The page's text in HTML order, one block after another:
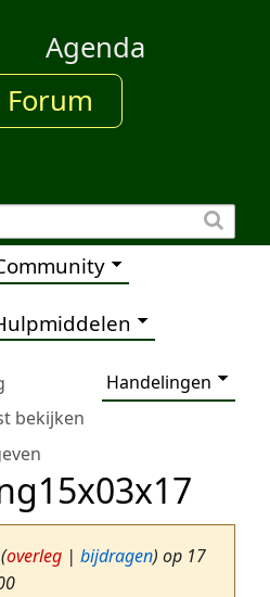
Agenda
Forum
Handelingen
bekijken
(overleg | bijdragen) op 17